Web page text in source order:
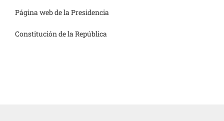
Página web de la Presidencia
Constitución de la República